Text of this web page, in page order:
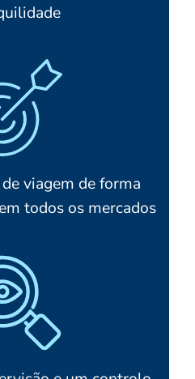
viagem de forma
todos os mercados